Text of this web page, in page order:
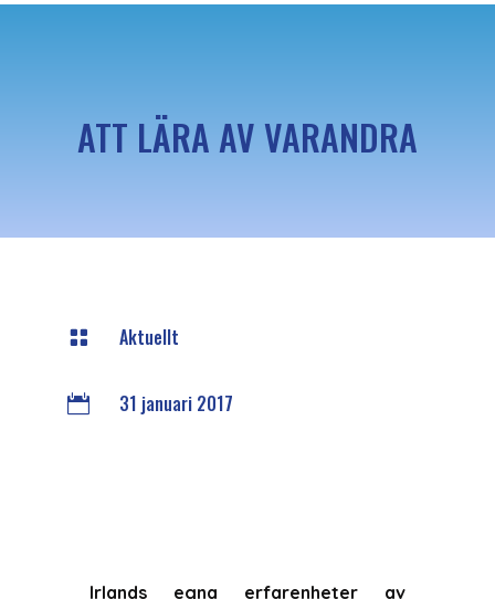
ATT LÄRA AV VARANDRA
 Aktuellt
 31 januari 2017
Irlands egna erfarenheter av